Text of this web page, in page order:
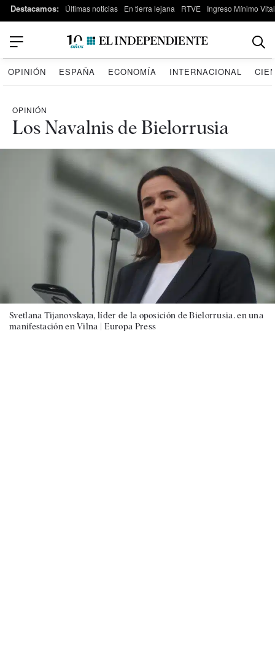
Destacamos: Últimas noticias En tierra lejana RTVE Ingreso Mínimo Vital
OPINIÓN ESPAÑA ECONOMÍA INTERNACIONAL
OPINIÓN
Los Navalnis de Bielorrusia
Svetlana Tijanovskaya, líder de la oposición de Bielorrusia. en una
manifestación en Vilna | Europa Press